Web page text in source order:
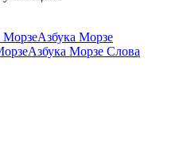
МорзеАзбука Морзе
Азбука Морзе Слова